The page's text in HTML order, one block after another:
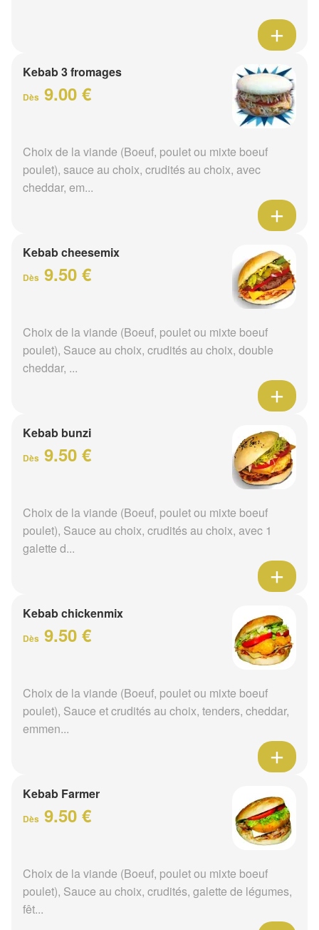
Kebab 3 fromages
Dès 9.00 €
Choix de la viande (Boeuf, poulet ou mixte boeuf
poulet), sauce au choix, crudités au choix, avec
cheddar, em...
Kebab cheesemix
Dès 9.50 €
Choix de la viande (Boeuf, poulet ou mixte boeuf
poulet), Sauce au choix, crudités au choix, double
cheddar, ...
Kebab bunzi
Dès 9.50 €
Choix de la viande (Boeuf, poulet ou mixte boeuf
poulet), Sauce au choix, crudités au choix, avec 1
galette d...
Kebab chickenmix
Dès 9.50 €
Choix de la viande (Boeuf, poulet ou mixte boeuf
poulet), Sauce et crudités au choix, tenders, cheddar,
emmen...
Kebab Farmer
Dès 9.50 €
Choix de la viande (Boeuf, poulet ou mixte boeuf
poulet), Sauce au choix, crudités, galette de légumes,
fêt...